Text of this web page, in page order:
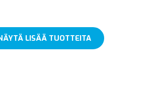
LISÄÄ TUOTTEITA